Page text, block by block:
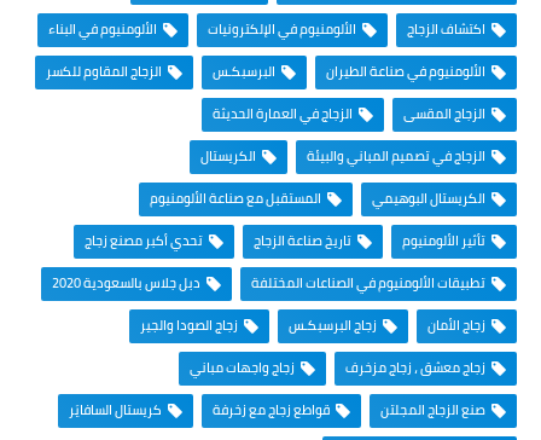
اكتشاف الزجاج
الألومنيوم في الإلكترونيات
الألومنيوم في البناء
الألومنيوم في صناعة الطيران
البرسبكـس
الزجاج المقاوم للكسر
الزجاج المقسى
الزجاج في العمارة الحديثة
الزجاج في تصميم المباني والبيئة
الكريستال
الكريستال البوهيمي
المستقبل مع صناعة الألومنيوم
تأثير الألومنيوم
تاريخ صناعة الزجاج
تحدي أكبر مصنع زجاج
تطبيقات الألومنيوم في الصناعات المختلفة
دبل جلاس بالسعودية 2020
زجاج الأمان
زجاج البرسبكـس
زجاج الصودا والجير
زجاج معشق ، زجاج مزخرف
زجاج واجهات مباني
صنع الزجاج المجلتن
قواطع زجاج مع زخرفة
كريستال السافايَر